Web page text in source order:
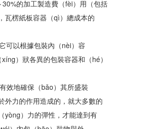
的加工製造費（fèi）用（包括
瓦楞紙板容器（qì）總成本的
可以根據包裝內（nèi）容
）狀各異的包裝容器和（hé）
效地確保（bǎo）其所盛裝
外力的作用造成的，就大多數的
yòng）力的彈性，才能達到有